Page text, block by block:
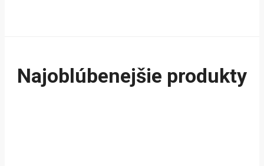
Najoblúbenejšie produkty